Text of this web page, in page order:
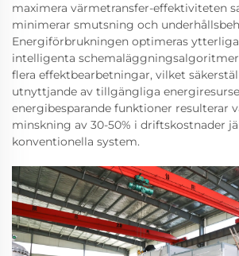
maximera värmetransfer-effektiviteten
minimerar smutsning och
Energiförbrukningen optimeras
intelligenta
flera effektbearbetningar, vilket
utnyttjande av tillgängliga
energibesparande funktioner resulterar
minskning av 30-50% i driftskostnader
konventionella system.